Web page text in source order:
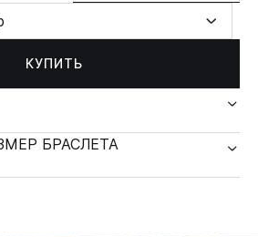
КУПИТЬ
БРАСЛЕТА